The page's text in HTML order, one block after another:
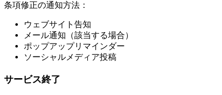
条項修正の通知方法：
ウェブサイト告知
メール通知（該当する場合）
ポップアップリマインダー
ソーシャルメディア投稿
サービス終了